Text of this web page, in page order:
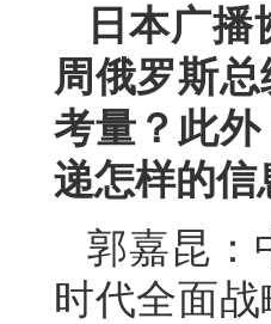
日本广
周俄罗斯
考量？此
递怎样的信
郭嘉昆：
时代全面